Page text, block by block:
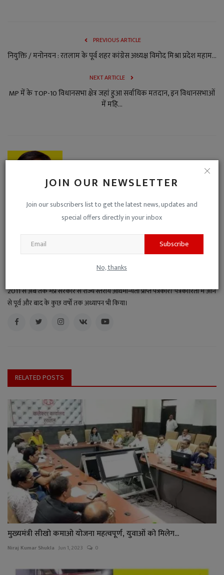
JOIN OUR NEWSLETTER
Join our subscribers list to get the latest news, updates and
special offers directly in your inbox
Subscribe
No, thanks
PREVIOUS ARTICLE
नियुक्ति / मनोनयन : रतलाम के पूर्व शहर कांग्रेस अध्यक्ष विमोद मिश्रा प्रदेश महाम...
NEXT ARTICLE
MP में के TOP-10 विधानसभा क्षेत्र जहां हुआ सर्वाधिक मतदान, इन विधानसभाओं
में महि...
Niraj Kumar Shukla
और हिंदी दैनिक 'साभार दर्शन', 'चेतना', 'नवभारत' और 'दैनिक भास्कर' सहित विभिन्न
समाचार-पत्रों और पत्रिकाओं में पूर्णकालिक संवाददाता, उप-संपादक और समाचार संपादक
जैसे दायित्वों का निर्वहन किया। हिंदी ब्लॉगर और स्वतंत्र लेखन के क्षेत्र में निरंतर सक्रिय रहते
2011 से अब तक मप्र सरकार से राज्य स्तरीय अधिमान्यता प्राप्त पत्रकार। पत्रकारिता में आने
से पूर्व और बाद के कुछ वर्षों तक अध्यापन भी किया।
RELATED POSTS
मुख्यमंत्री सीखो कमाओ योजना महत्वपूर्ण, युवाओं को मिलेग...
Niraj Kumar Shukla Jun 1, 2023 0